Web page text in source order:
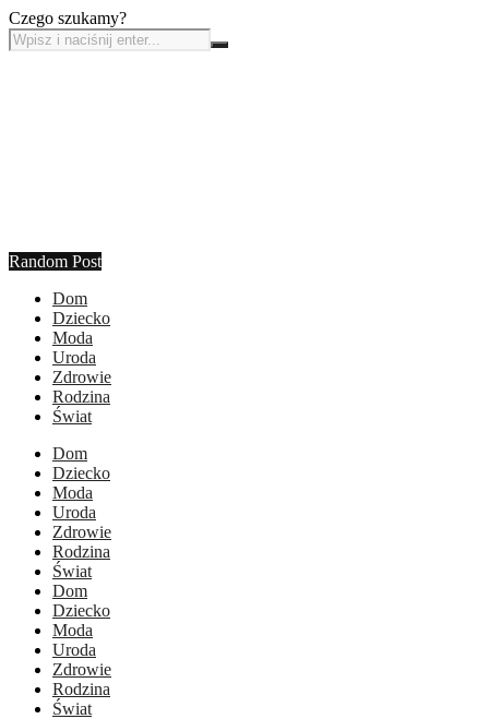
Czego szukamy?
Random Post
Dom
Dziecko
Moda
Uroda
Zdrowie
Rodzina
Świat
Dom
Dziecko
Moda
Uroda
Zdrowie
Rodzina
Świat
Dom
Dziecko
Moda
Uroda
Zdrowie
Rodzina
Świat